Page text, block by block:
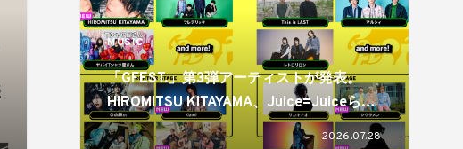
MUSIC
「GFEST.」第3弾アーティストが発表。
HIROMITSU KITAYAMA、Juice=Juiceらが
出演
2026.07.28